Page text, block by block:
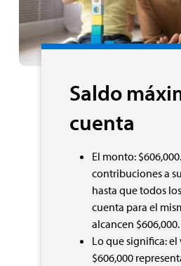
Saldo
cuenta
El monto:
contribuciones a
hasta que todos
cuenta para el
alcancen $606,000.
Lo que significa:
$606,000